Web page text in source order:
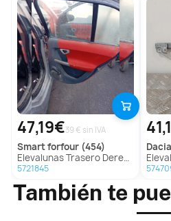
47,19€39 € sin IVA
smartforfour (454)
Elevalunas Trasero Derecho para Smart Forfour (454)
5721845
dacia
También te